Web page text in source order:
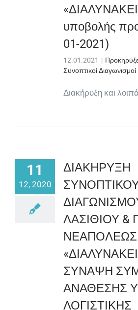
υποβολής
01-2021)
12.01.2021 |
Συνοπτικοί Διαγωνισμοί
Διακήρυξη και
11
12, 2020
ΔΙΑΚΗΡΥΞΗ
ΛΑΣΙΘΙΟΥ &
ΝΕΑΠΟΛΕΩΣ
ΣΥΝΑΨΗ
ΑΝΑΘΕΣΗΣ
ΛΟΓΙΣΤΙΚΗΣ